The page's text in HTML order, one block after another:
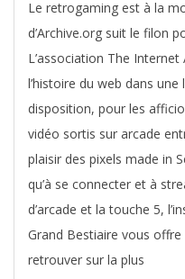
Le retrogaming est à la
d’Archive.org suit le filon
L’association The
l’histoire du web dans
disposition, pour les
vidéo sortis sur arcade
plaisir des pixels made in
qu’à se connecter et à
d’arcade et la touche 5,
Grand Bestiaire vous
retrouver sur la plus